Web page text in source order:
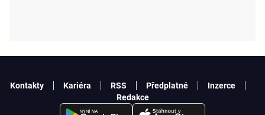
Kontakty Kariéra RSS Předplatné
Inzerce
Redakce